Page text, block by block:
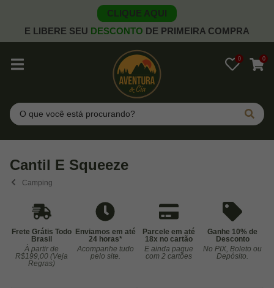
CLIQUE AQUI
E LIBERE SEU DESCONTO DE PRIMEIRA COMPRA
0 0
Pesquisar
Cantil E Squeeze
Camping
Frete Grátis Todo
Brasil
À partir de
R$199,00 (Veja
Regras)
Enviamos em até
24 horas*
Acompanhe tudo
pelo site.
Parcele em até
18x no cartão
E ainda pague
com 2 cartões
Ganhe 10% de
Desconto
No PIX, Boleto ou
Depósito.